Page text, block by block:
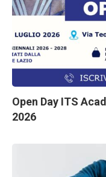
Open Day ITS
2026